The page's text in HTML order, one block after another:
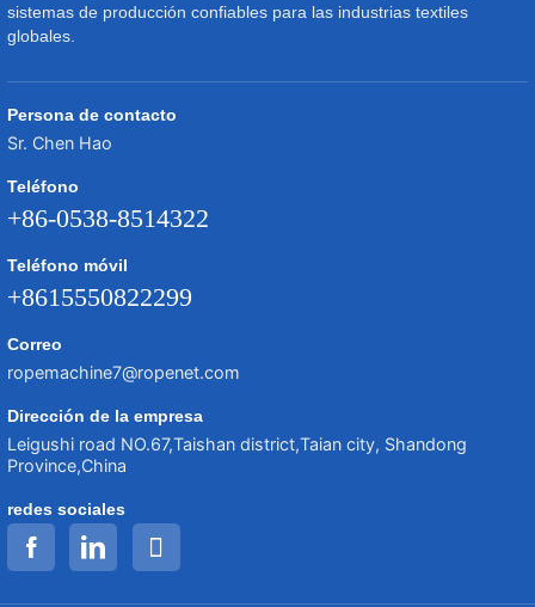
sistemas de producción confiables para las industrias textiles
globales.
Persona de contacto
Sr. Chen Hao
Teléfono
+86-0538-8514322
Teléfono móvil
+8615550822299
Correo
ropemachine7@ropenet.com
Dirección de la empresa
Leigushi road NO.67,Taishan district,Taian city, Shandong
Province,China
redes sociales